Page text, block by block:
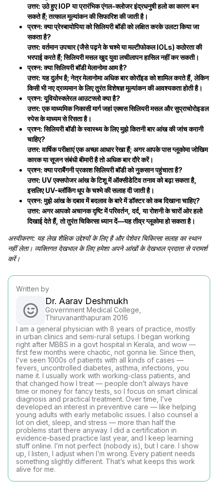
उत्तर: उठे हुए IOP या प्रारंभिक एंगल-क्लोजर इंद्रधनुषी हलो का कारण बन
सकते हैं; तत्काल मूल्यांकन की सिफारिश की जाती है।
प्रश्न: क्या प्रेस्बायोपिया को सिलियरी बॉडी को लक्षित करके उलटा किया जा
सकता है?
उत्तर: वर्तमान उपचार (जैसे पढ़ने के चश्मे या मल्टीफोकल IOLs) कठोरता की
भरपाई करते हैं; सिलियरी मसल खुद युवा लचीलापन हासिल नहीं कर सकती।
प्रश्न: क्या सिलियरी बॉडी मेलानोमा आम है?
उत्तर: यह दुर्लभ है; नेत्र मेलानोमा अधिक बार कोरॉइड को शामिल करते हैं, लेकिन
किसी भी नए द्रव्यमान के लिए तुरंत विशेषज्ञ मूल्यांकन की आवश्यकता होती है।
प्रश्न: यूवियोस्क्लेरल आउटफ्लो क्या है?
उत्तर: एक माध्यमिक निकासी मार्ग जहां एक्वस सिलियरी मसल और सुप्राचोरोइडल
स्पेस के माध्यम से रिसता है।
प्रश्न: सिलियरी बॉडी के स्वास्थ्य के लिए मुझे कितनी बार आंख की जांच करानी
चाहिए?
उत्तर: वार्षिक परीक्षाएं एक अच्छा आधार रेखा हैं; अगर आपके पास ग्लूकोमा जोखिम
कारक या सूजन संबंधी बीमारी है तो अधिक बार दौरे करें।
प्रश्न: क्या पराबैंगनी प्रकाश सिलियरी बॉडी को नुकसान पहुंचाता है?
उत्तर: UV एक्सपोजर आंख के टिशू में ऑक्सीडेटिव तनाव को बढ़ा सकता है,
इसलिए UV-ब्लॉकिंग धूप के चश्मे की सलाह दी जाती है।
प्रश्न: मुझे आंख के दबाव में बदलाव के बारे में डॉक्टर को कब दिखाना चाहिए?
उत्तर: अगर आपको अचानक दृष्टि में परिवर्तन, दर्द, या रोशनी के चारों ओर हलो
दिखाई देते हैं, तो तुरंत चिकित्सा ध्यान दें—यह तीव्र ग्लूकोमा हो सकता है।
अस्वीकरण: यह लेख शैक्षिक उद्देश्यों के लिए है और पेशेवर चिकित्सा सलाह का स्थान
नहीं लेता। व्यक्तिगत देखभाल के लिए हमेशा अपने आंखों के देखभाल प्रदाता से परामर्श
करें।
Written by
Dr. Aarav Deshmukh
Government Medical College,
Thiruvananthapuram 2016
I am a general physician with 8 years of practice, mostly
in urban clinics and semi-rural setups. I began working
right after MBBS in a govt hospital in Kerala, and wow —
first few months were chaotic, not gonna lie. Since then,
I’ve seen 1000s of patients with all kinds of cases —
fevers, uncontrolled diabetes, asthma, infections, you
name it. I usually work with working-class patients, and
that changed how I treat — people don’t always have
time or money for fancy tests, so I focus on smart clinical
diagnosis and practical treatment. Over time, I’ve
developed an interest in preventive care — like helping
young adults with early metabolic issues. I also counsel a
lot on diet, sleep, and stress — more than half the
problems start there anyway. I did a certification in
evidence-based practice last year, and I keep learning
stuff online. I’m not perfect (nobody is), but I care. I show
up, I listen, I adjust when I’m wrong. Every patient needs
something slightly different. That’s what keeps this work
alive for me.